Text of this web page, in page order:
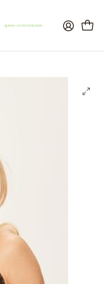
superiores a